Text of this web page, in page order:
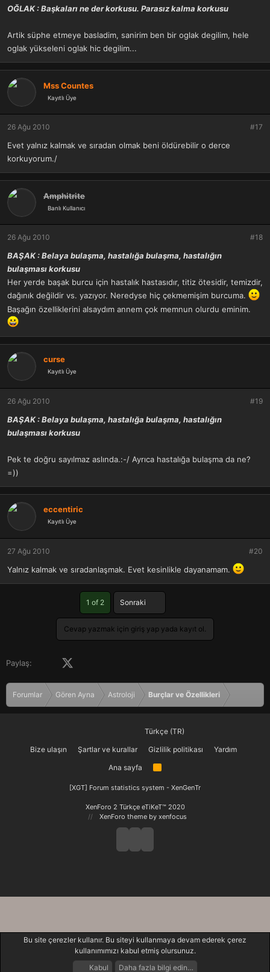
OĞLAK : Başkaları ne der korkusu. Parasız kalma korkusu
Artik süphe etmeye basladim, sanirim ben bir oglak degilim, hele
oglak yükseleni oglak hic degilim...
Mss Countes
Kayıtlı Üye
26 Ağu 2010 #17
Evet yalnız kalmak ve sıradan olmak beni öldürebilir o derce
korkuyorum./
Amphitrite
Banlı Kullanıcı
26 Ağu 2010 #18
BAŞAK : Belaya bulaşma, hastalığa bulaşma, hastalığın
bulaşması korkusu
Her yerde başak burcu için hastalık hastasıdır, titiz ötesidir, temizdir,
dağınık değildir vs. yazıyor. Neredyse hiç çekmemişim burcuma.
Başağın özelliklerini alsaydım annem çok memnun olurdu eminim.
curse
Kayıtlı Üye
26 Ağu 2010 #19
BAŞAK : Belaya bulaşma, hastalığa bulaşma, hastalığın
bulaşması korkusu
Pek te doğru sayılmaz aslında.:-/ Ayrıca hastalığa bulaşma da ne?
=))
eccentiric
Kayıtlı Üye
27 Ağu 2010 #20
Yalnız kalmak ve sıradanlaşmak. Evet kesinlikle dayanamam.
1 of 2 Sonraki
Cevap yazmak için giriş yap yada kayıt ol.
Paylaş: Facebook
Forumlar Gören Ayna Astroloji Burçlar ve Özellikleri
Türkçe (TR)
Bize ulaşın
Şartlar ve kurallar Gizlilik politikası
Yardım
Ana sayfa
R
[XGT] Forum statistics system - XenGenTr
XenForo 2 Türkçe eTiKeT™ 2020
XenForo theme by xenfocus
Bu site çerezler kullanır. Bu siteyi kullanmaya devam ederek çerez
kullanımımızı kabul etmiş olursunuz.
Kabul
Daha fazla bilgi edin…